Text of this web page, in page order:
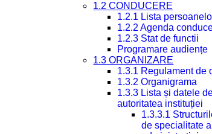
1.2 CONDUCERE
1.2.1 Lista
1.2.2 Agenda
1.2.3 Stat de functii
Programare audiențe
1.3 ORGANIZARE
1.3.1 Regulament de
1.3.2 Organigrama
1.3.3 Lista și datele
autoritatea instituției
1.3.3.1
de specialitate